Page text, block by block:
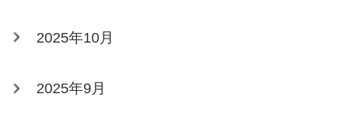
2025年10月
2025年9月